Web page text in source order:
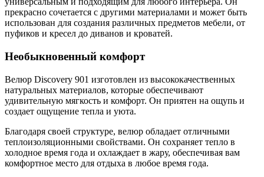
прекрасно сочетается с другими материалами и может быть
использован для создания различных предметов мебели, от
пуфиков и кресел до диванов и кроватей.
Необыкновенный комфорт
Велюр Discovery 901 изготовлен из высококачественных
натуральных материалов, которые обеспечивают
удивительную мягкость и комфорт. Он приятен на ощупь и
создает ощущение тепла и уюта.
Благодаря своей структуре, велюр обладает отличными
теплоизоляционными свойствами. Он сохраняет тепло в
холодное время года и охлаждает в жару, обеспечивая вам
комфортное место для отдыха в любое время года.